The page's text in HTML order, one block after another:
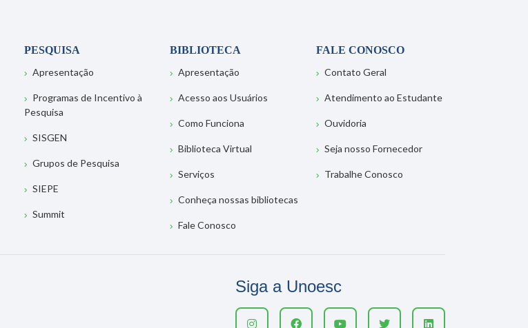
PESQUISA
Apresentação
Programas de Incentivo à
Pesquisa
SISGEN
Grupos de Pesquisa
SIEPE
Summit
BIBLIOTECA
Apresentação
Acesso aos Usuários
Como Funciona
Biblioteca Virtual
Serviços
Conheça nossas bibliotecas
Fale Conosco
FALE CONOSCO
Contato Geral
Atendimento ao Estudante
Ouvidoria
Seja nosso Fornecedor
Trabalhe Conosco
Siga a Unoesc